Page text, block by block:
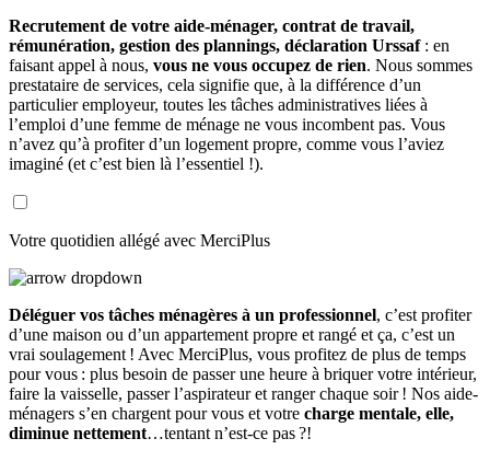
Recrutement de votre aide-ménager, contrat de travail,
rémunération, gestion des plannings, déclaration Urssaf: en
faisant appel à nous, vous ne vous occupez de rien. Nous sommes
prestataire de services, cela signifie que, à la différence d’un
particulier employeur, toutes les tâches administratives liées à
l’emploi d’une femme de ménage ne vous incombent pas. Vous
n’avez qu’à profiter d’un logement propre, comme vous l’aviez
imaginé (et c’est bien là l’essentiel !).
Votre quotidien allégé avec MerciPlus
Déléguer vos tâches ménagères à un professionnel, c’est profiter
d’une maison ou d’un appartement propre et rangé et ça, c’est un
vrai soulagement ! Avec MerciPlus, vous profitez de plus de temps
pour vous : plus besoin de passer une heure à briquer votre intérieur,
faire la vaisselle, passer l’aspirateur et ranger chaque soir ! Nos aide-
ménagers s’en chargent pour vous et votre charge mentale, elle,
diminue nettement…tentant n’est-ce pas ?!